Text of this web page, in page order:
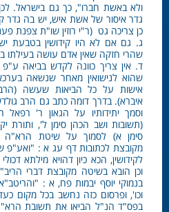
ולא באשת חברו", כך גם בישראל.
גדר איסור של אשת איש, יש בה גדר
כן צריכה גט (ר"י רוזין שו"ת צפנת
ג. גם אם לא היו קידושין בטבעת
שהרי חזקה שאין אדם עושה בעילתו
ד. אין צריך כוונה לקדש בביאה
שהוא לנישואין מאחר שנשאה
אישות על כל הביאות שעשה (הרב
וסמך יתידותיו על הגאון ר'
(תשובות ושב הכהן סימן ל', ותורת
סימן א) לסמוך על שיטת הרא"ה
מקובצת לכתובות דף עג א : "ואע"פ
לקידושין, הכא כיון דהויא מילתא
וכן הובא בשיטה מקובצת דברי
בנמוקי יוסף יבמות פח, א :
וכו', ופרסום כזה נחשב בכל מקום
בפס"ד הנ"ל הביאו את תשובת